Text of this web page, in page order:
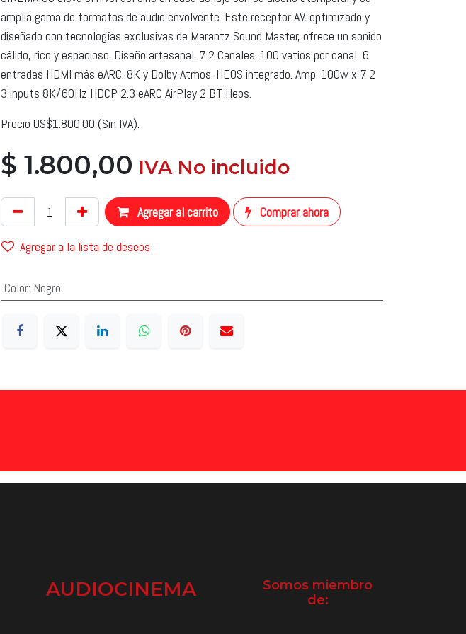
amplia gama de formatos de audio envolvente. Este receptor AV, optimizado y
diseñado con tecnologías exclusivas de Marantz Sound Master, ofrece un sonido
cálido, rico y espacioso. Diseño artesanal. 7.2 Canales. 100 vatios por canal. 6
entradas HDMI más eARC. 8K y Dolby Atmos. HEOS integrado. Amp. 100w x 7.2
3 inputs 8K/60Hz HDCP 2.3 eARC AirPlay 2 BT Heos.
Precio US$1.800,00 (Sin IVA).
$ 1.800,00 ​ IVA No incluido
Agregar al carrito Comprar ahora
Agregar a la lista de deseos
Color: Negro
AUDIOCINEMA
Somos miembro
de: